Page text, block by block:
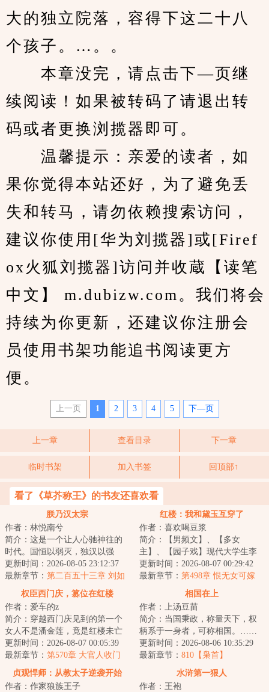
大的独立院落，容得下这二十八
个孩子。…。。
本章没完，请点击下—页继
续阅读！如果被转码了请退出转
码或者更换浏揽器即可。
温馨提示：亲爱的读者，如
果你觉得本站还好，为了避免丢
失和转马，请勿依赖搜索访问，
建议你使用[华为刘揽器]或[Firef
ox火狐刘揽器]访问并收蔵【读笔
中文】 m.dubizw.com。我们将会
持续为你更新，还建议你注册会
员使用书架功能追书阅读更方
便。
上一页 1 2 3 4 5 下—页
上一章 查看目录 下一章
临时书架 加入书签 回顶部↑
看了《草芥称王》的书友还喜欢看
朕乃汉太宗
作者：林悦南兮
简介：这是一个让人心驰神往的
时代。国恒以弱灭，独汉以强
亡！高帝七年冬，一个后世的新
生灵魂苏醒，大汉...
更新时间：2026-08-05 23:12:37
最新章节： 第二百五十三章 刘如
意：怪不得起居俭朴，不尚奢靡
之风……
红楼：我和黛玉互穿了
作者：喜欢喝豆浆
简介：【男频文】、【多女
主】、【园子戏】现代大学生李
宸穿越成为侯府二公子，却又神
奇与林黛玉互换了身...
更新时间：2026-08-07 00:29:42
最新章节： 第498章 恨无女可嫁
权臣西门庆，篡位在红楼
作者：爱车的z
简介：穿越西门庆见到的第一个
女人不是潘金莲，竟是红楼未亡
人秦可卿。我堂堂清河县一霸，
仗着一手老中医...
更新时间：2026-08-07 00:05:39
最新章节： 第570章 大官人收门
生，贾母的算计
相国在上
作者：上汤豆苗
简介：当国秉政，称量天下，权
柄系于一身者，可称相国。……
大燕百年，山河一统。薛淮以天
赋之才摘得科举...
更新时间：2026-08-06 10:35:29
最新章节： 810【枭首】
贞观悍师：从教太子逆袭开始
作者：作家狼族王子
水浒第一狠人
作者：王袍